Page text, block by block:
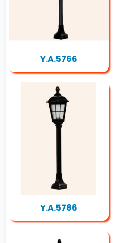
Y.A.5766
Y.A.5786